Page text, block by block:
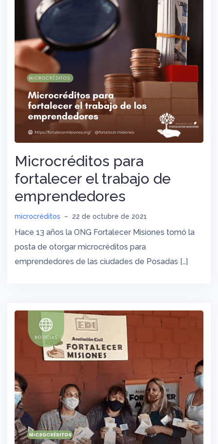
Microcréditos para
fortalecer el trabajo de
emprendedores
microcréditos – 22 de octubre de 2021
Hace 13 años la ONG Fortalecer Misiones tomó la
posta de otorgar microcréditos para
emprendedores de las ciudades de Posadas […]